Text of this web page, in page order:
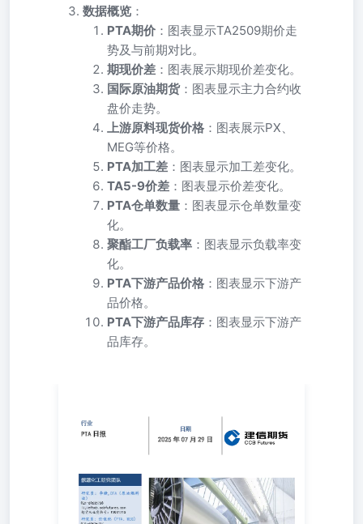
数据概览 ：
PTA期价 ：图表显示TA2509期价走
势及与前期对比。
期现价差 ：图表展示期现价差变化。
国际原油期货：图表显示主力合约收
盘价走势。
上游原料现货价格 ：图表展示PX、
MEG等价格。
PTA加工差 ：图表显示加工差变化。
TA5-9价差 ：图表显示价差变化。
PTA仓单数量 ：图表显示仓单数量变
化。
聚酯工厂负载率 ：图表显示负载率变
化。
PTA下游产品价格 ：图表显示下游产
品价格。
PTA下游产品库存 ：图表显示下游产
品库存。
60635738lijie@ccb.ccbfutures.com期货从业资格号：
F3031215 研究员：任俊弛（PTA、MEG）021-
F3037892研究员：彭浩洲（尿素、工业 硅）028-
86630631penghaozhou@ccb.ccbfutures.com期货从业资格号：
F3065843研究员：彭婧霖（聚烯烃） 021-